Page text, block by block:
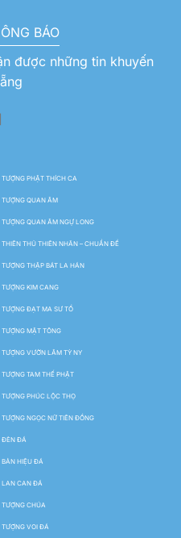
BÁO
được những tin khuyến
TƯỢNG PHẬT THÍCH CA
TƯỢNG QUAN ÂM
TƯỢNG QUAN ÂM NGỰ LONG
THIÊN THỦ THIÊN NHÃN – CHUẨN ĐỀ
TƯỢNG THẬP BÁT LA HÁN
TƯỢNG KIM CANG
TƯỢNG ĐẠT MA SƯ TỔ
TƯỢNG MẬT TÔNG
TƯỢNG VƯỜN LÂM TỲ NY
TƯỢNG TAM THẾ PHẬT
TƯỢNG PHÚC LỘC THỌ
TƯỢNG NGỌC NỮ TIÊN ĐỒNG
ĐÈN ĐÁ
BẢN HIỆU ĐÁ
LAN CAN ĐÁ
TƯỢNG CHÚA
TƯỢNG VOI ĐÁ